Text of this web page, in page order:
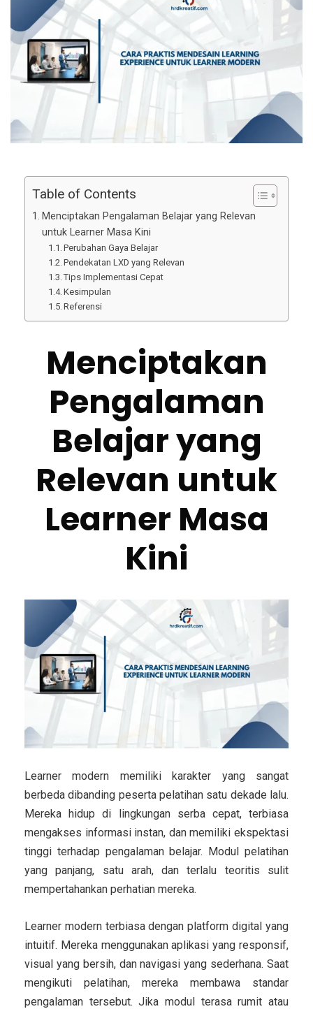
Table of Contents
Menciptakan Pengalaman Belajar yang Relevan
untuk Learner Masa Kini
Perubahan Gaya Belajar
Pendekatan LXD yang Relevan
Tips Implementasi Cepat
Kesimpulan
Referensi
Menciptakan
Pengalaman
Belajar yang
Relevan untuk
Learner Masa
Kini
Learner modern memiliki karakter yang sangat
berbeda dibanding peserta pelatihan satu dekade lalu.
Mereka hidup di lingkungan serba cepat, terbiasa
mengakses informasi instan, dan memiliki ekspektasi
tinggi terhadap pengalaman belajar. Modul pelatihan
yang panjang, satu arah, dan terlalu teoritis sulit
mempertahankan perhatian mereka.
Learner modern terbiasa dengan platform digital yang
intuitif. Mereka menggunakan aplikasi yang responsif,
visual yang bersih, dan navigasi yang sederhana. Saat
mengikuti pelatihan, mereka membawa standar
pengalaman tersebut. Jika modul terasa rumit atau